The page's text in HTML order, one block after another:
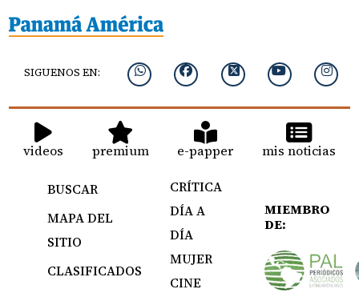
SIGUENOS EN:
videos premium e-papper mis noticias
BUSCAR
MAPA DEL
SITIO
CLASIFICADOS
CRÍTICA
DÍA A
DÍA
MUJER
CINE
MIEMBRO
DE: